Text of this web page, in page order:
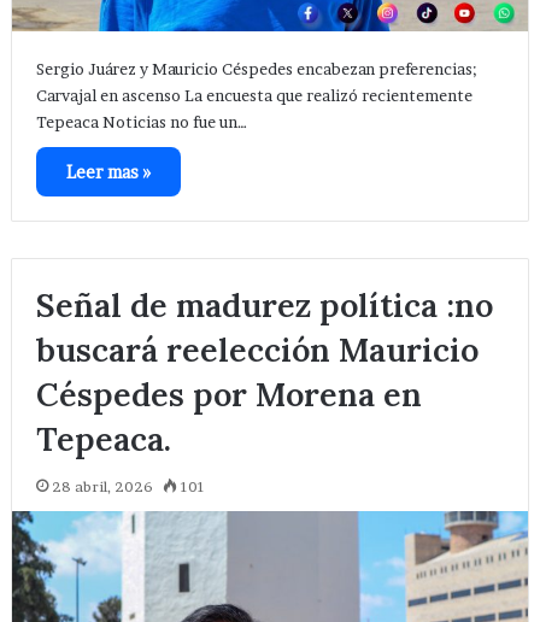
Sergio Juárez y Mauricio Céspedes encabezan preferencias;
Carvajal en ascenso La encuesta que realizó recientemente
Tepeaca Noticias no fue un…
Leer mas »
Señal de madurez política :no
buscará reelección Mauricio
Céspedes por Morena en
Tepeaca.
28 abril, 2026 101